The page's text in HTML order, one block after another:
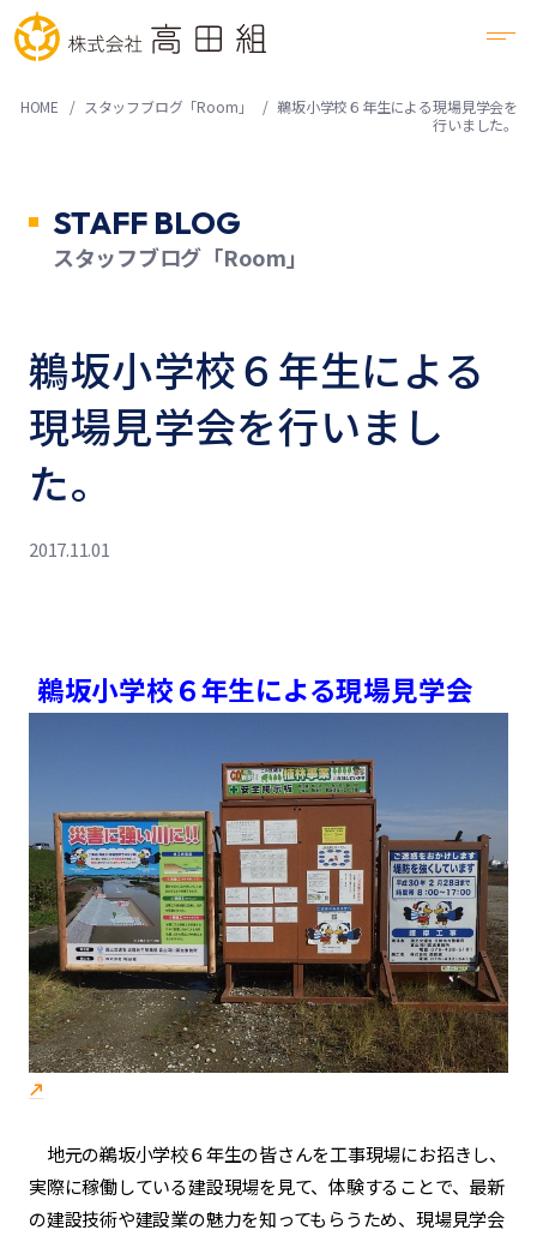
HOME スタッフブログ「Room」
鵜坂小学校６年生による現場見学会を
行いました。
STAFF BLOG
スタッフブログ「Room」
鵜坂小学校６年生による
現場見学会を行いまし
た。
2017.11.01
鵜坂小学校６年生による現場見学会
地元の鵜坂小学校６年生の皆さんを工事現場にお招きし、
実際に稼働している建設現場を見て、体験することで、最新
の建設技術や建設業の魅力を知ってもらうため、現場見学会